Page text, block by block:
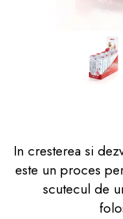
dopuri de
Produse
In cresterea si
este un proces
scutecul de